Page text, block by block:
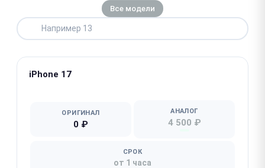
Все модели
iPhone 17
ОРИГИНАЛ
0 ₽
АНАЛОГ
4 500 ₽
СРОК
от 1 часа